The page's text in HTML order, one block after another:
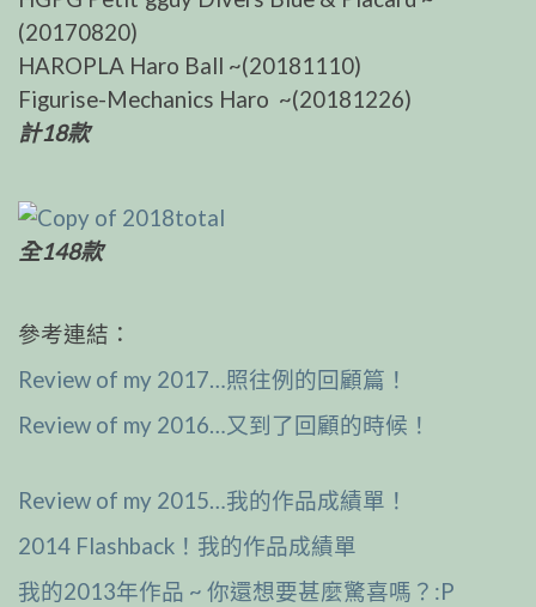
(20170820)
HAROPLA Haro Ball ~(20181110)
Figurise-Mechanics Haro ~(20181226)
計18款
全148款
參考連結：
Review of my 2017…照往例的回顧篇！
Review of my 2016…又到了回顧的時候！
Review of my 2015…我的作品成績單！
2014 Flashback！我的作品成績單
我的2013年作品 ~ 你還想要甚麼驚喜嗎？:P